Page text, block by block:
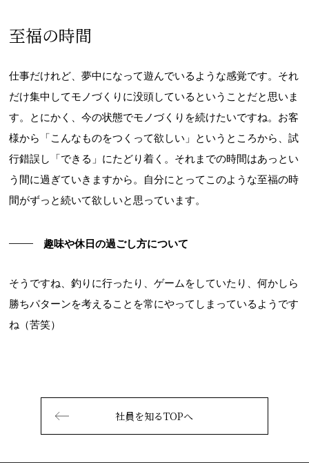
至福の時間
仕事だけれど、夢中になって遊んでいるような感覚です。それ
だけ集中してモノづくりに没頭しているということだと思いま
す。とにかく、今の状態でモノづくりを続けたいですね。お客
様から「こんなものをつくって欲しい」というところから、試
行錯誤し「できる」にたどり着く。それまでの時間はあっとい
う間に過ぎていきますから。自分にとってこのような至福の時
間がずっと続いて欲しいと思っています。
趣味や休日の過ごし方について
そうですね、釣りに行ったり、ゲームをしていたり、何かしら
勝ちパターンを考えることを常にやってしまっているようです
ね（苦笑）
社員を知るTOPへ